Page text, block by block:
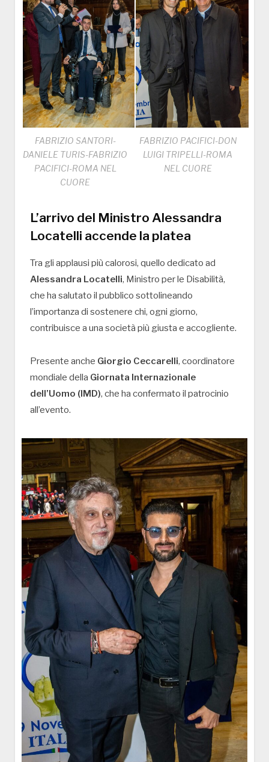
FABRIZIO SANTORI-
DANIELE TURIS-FABRIZIO
PACIFICI-ROMA NEL
CUORE
FABRIZIO PACIFICI-DON
LUIGI TRIPELLI-ROMA
NEL CUORE
L’arrivo del Ministro Alessandra
Locatelli accende la platea
Tra gli applausi più calorosi, quello dedicato ad
Alessandra Locatelli, Ministro per le Disabilità,
che ha salutato il pubblico sottolineando
l’importanza di sostenere chi, ogni giorno,
contribuisce a una società più giusta e accogliente.
Presente anche Giorgio Ceccarelli, coordinatore
mondiale della Giornata Internazionale
dell’Uomo (IMD), che ha confermato il patrocinio
all’evento.